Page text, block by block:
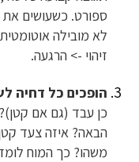
ספורט. כשעושים
לא מובילה
זיהוי -> הרגעה.
הופכים כל דחיה
כן עבד (גם אם
הבאה? איזה צעד
משהו? כך המוח